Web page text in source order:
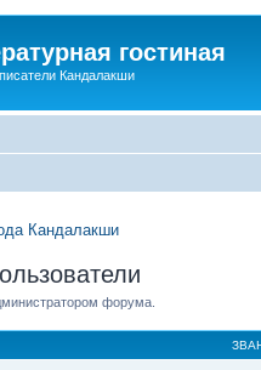
гостиная
Кандалакши
Кандалакши
форума.